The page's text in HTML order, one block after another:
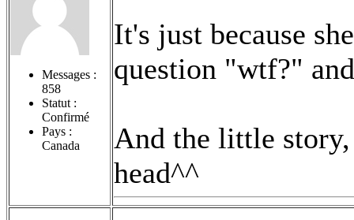
Messages :
858
Statut :
Confirmé
Pays :
Canada
It's just because
question "wtf?"
And the little
head^^